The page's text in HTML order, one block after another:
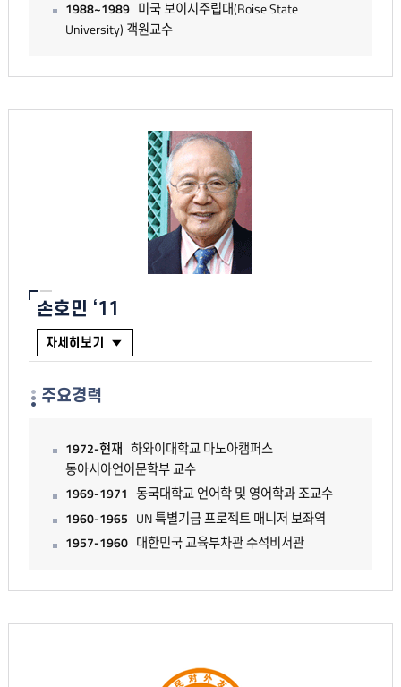
1988~1989 미국 보이시주립대(Boise State
University) 객원교수
손호민 ‘11
자세히보기
주요경력
1972-현재 하와이대학교 마노아캠퍼스
동아시아언어문학부 교수
1969-1971 동국대학교 언어학 및 영어학과 조교수
1960-1965 UN 특별기금 프로젝트 매니저 보좌역
1957-1960 대한민국 교육부차관 수석비서관